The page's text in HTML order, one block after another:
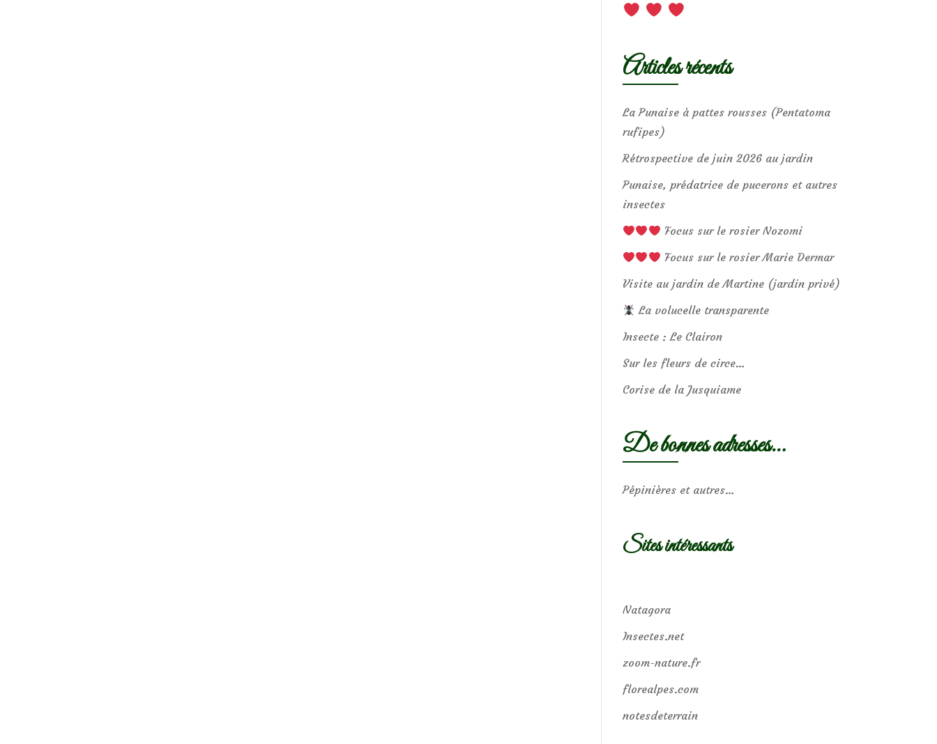
Articles récents
La Punaise à pattes rousses (Pentatoma
rufipes)
Rétrospective de juin 2026 au jardin
Punaise, prédatrice de pucerons et autres
insectes
Focus sur le rosier Nozomi
Focus sur le rosier Marie Dermar
Visite au jardin de Martine (jardin privé)
La volucelle transparente
Insecte : Le Clairon
Sur les fleurs de circe…
Corise de la Jusquiame
De bonnes adresses…
Pépinières et autres…
Sites intéressants
Natagora
Insectes.net
zoom-nature.fr
florealpes.com
notesdeterrain